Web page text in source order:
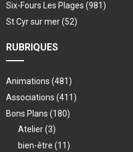
Six-Fours Les Plages (981)
St Cyr sur mer(52)
RUBRIQUES
Animations (481)
Associations (411)
Bons Plans (180)
Atelier(3)
bien-être (11)